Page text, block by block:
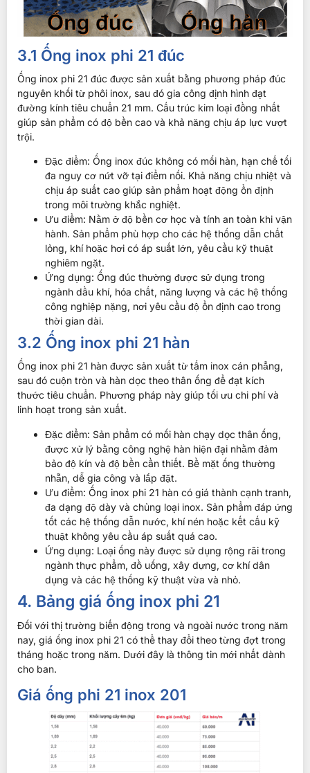
3.1 Ống inox phi 21 đúc
Ống inox phi 21 đúc được sản xuất bằng phương pháp đúc
nguyên khối từ phôi inox, sau đó gia công định hình đạt
đường kính tiêu chuẩn 21 mm. Cấu trúc kim loại đồng nhất
giúp sản phẩm có độ bền cao và khả năng chịu áp lực vượt
trội.
Đặc điểm: Ống inox đúc không có mối hàn, hạn chế tối
đa nguy cơ nứt vỡ tại điểm nối. Khả năng chịu nhiệt và
chịu áp suất cao giúp sản phẩm hoạt động ổn định
trong môi trường khắc nghiệt.
Ưu điểm: Nằm ở độ bền cơ học và tính an toàn khi vận
hành. Sản phẩm phù hợp cho các hệ thống dẫn chất
lỏng, khí hoặc hơi có áp suất lớn, yêu cầu kỹ thuật
nghiêm ngặt.
Ứng dụng: Ống đúc thường được sử dụng trong
ngành dầu khí, hóa chất, năng lượng và các hệ thống
công nghiệp nặng, nơi yêu cầu độ ổn định cao trong
thời gian dài.
3.2 Ống inox phi 21 hàn
Ống inox phi 21 hàn được sản xuất từ tấm inox cán phẳng,
sau đó cuộn tròn và hàn dọc theo thân ống để đạt kích
thước tiêu chuẩn. Phương pháp này giúp tối ưu chi phí và
linh hoạt trong sản xuất.
Đặc điểm: Sản phẩm có mối hàn chạy dọc thân ống,
được xử lý bằng công nghệ hàn hiện đại nhằm đảm
bảo độ kín và độ bền cần thiết. Bề mặt ống thường
nhẵn, dễ gia công và lắp đặt.
Ưu điểm: Ống inox phi 21 hàn có giá thành cạnh tranh,
đa dạng độ dày và chủng loại inox. Sản phẩm đáp ứng
tốt các hệ thống dẫn nước, khí nén hoặc kết cấu kỹ
thuật không yêu cầu áp suất quá cao.
Ứng dụng: Loại ống này được sử dụng rộng rãi trong
ngành thực phẩm, đồ uống, xây dựng, cơ khí dân
dụng và các hệ thống kỹ thuật vừa và nhỏ.
4. Bảng giá ống inox phi 21
Đối với thị trường biến động trong và ngoài nước trong năm
nay, giá ống inox phi 21 có thể thay đổi theo từng đợt trong
tháng hoặc trong năm. Dưới đây là thông tin mới nhất dành
cho ban.
Giá ống phi 21 inox 201